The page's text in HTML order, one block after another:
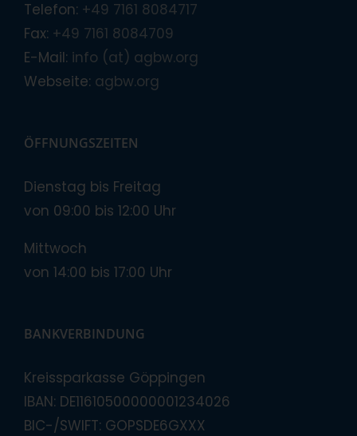
Telefon: +49 7161 8084717
Fax: +49 7161 8084709
E-Mail: info (at) agbw.org
Webseite: agbw.org
ÖFFNUNGSZEITEN
Dienstag bis Freitag
von 09:00 bis 12:00 Uhr
Mittwoch
von 14:00 bis 17:00 Uhr
BANKVERBINDUNG
Kreissparkasse Göppingen
IBAN: DE11610500000001234026
BIC-/SWIFT: GOPSDE6GXXX